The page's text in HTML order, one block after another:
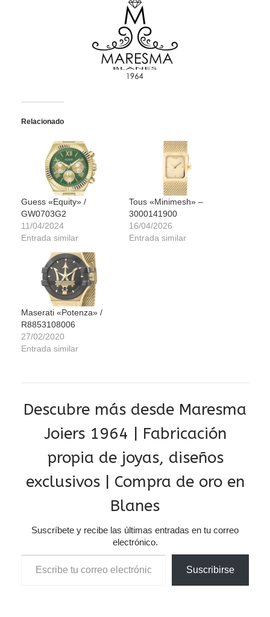
Relacionado
Guess «Equity» /
GW0703G2
11/04/2024
Entrada similar
Tous «Minimesh» –
3000141900
16/04/2026
Entrada similar
Maserati «Potenza» /
R8853108006
27/02/2020
Entrada similar
Descubre más desde Maresma
Joiers 1964 | Fabricación
propia de joyas, diseños
exclusivos | Compra de oro en
Blanes
Suscríbete y recibe las últimas entradas en tu correo
electrónico.
Escribe tu correo electrónico…
Suscribirse